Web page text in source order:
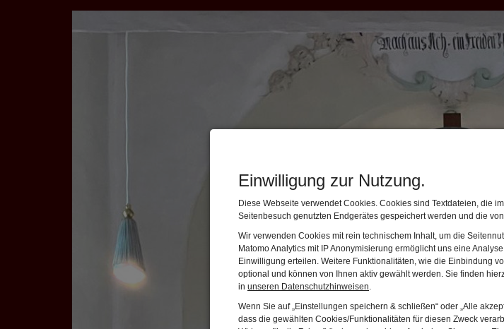
Einwilligung zur Nutzung.
Diese Webseite verwendet Cookies. Cookies sind Textdateien, die
Seitenbesuch genutzten Endgerätes gespeichert werden und die
Wir verwenden Cookies mit rein technischem Inhalt, um die
Matomo Analytics mit IP Anonymisierung ermöglicht uns eine
Einwilligung erteilen. Weitere Funktionalitäten, wie die Einbindung
optional und können von Ihnen aktiv gewählt werden. Sie finden
in unseren Datenschutzhinweisen.
Wenn Sie auf „Einstellungen speichern & schließen“ oder „Alle
dass die gewählten Cookies/Funktionalitäten für diesen Zweck